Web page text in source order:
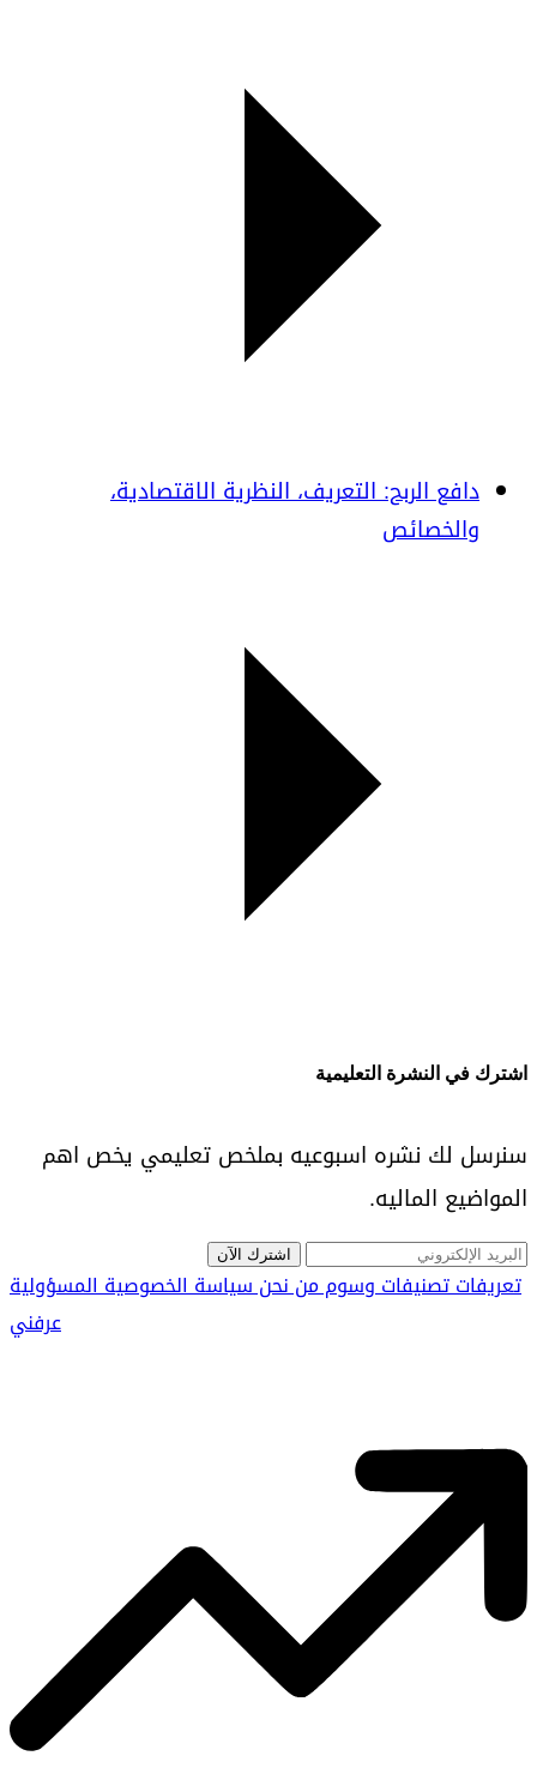
دافع الربح: التعريف، النظرية الاقتصادية،
والخصائص
اشترك في النشرة التعليمية
سنرسل لك نشره اسبوعيه بملخص تعليمي يخص اهم
المواضيع الماليه.
اشترك الآن
تعريفاتتصنيفاتوسوممن نحنسياسة الخصوصيةالمسؤولية
عرفني